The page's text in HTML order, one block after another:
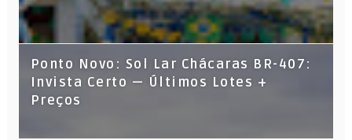
Ponto Novo: Sol Lar Chácaras BR-407:
Invista Certo — Últimos Lotes +
Preços